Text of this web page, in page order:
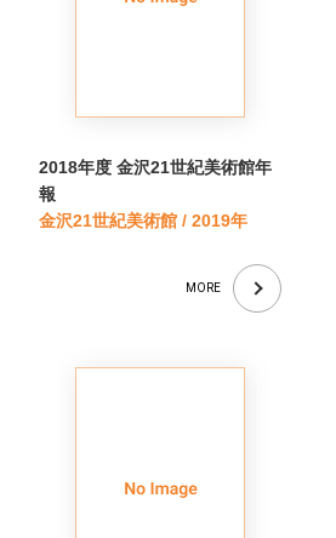
2018年度 金沢21世紀美術館年
報
金沢21世紀美術館 / 2019年
MORE